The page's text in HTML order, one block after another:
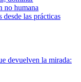
no humana
desde las prácticas
devuelven la mirada: